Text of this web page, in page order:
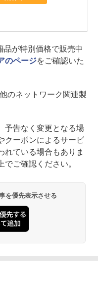
が特別価格で販売中
のページをご確認いた
のネットワーク関連製
予告なく変更となる場
クーポンによるサービ
れている場合もありま
ご確認ください。
を優先表示させる